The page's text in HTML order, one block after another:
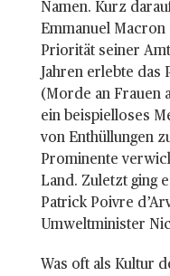
Namen. Kurz
Emmanuel
Priorität seiner
Jahren erlebte das
(Morde an Frauen
ein beispielloses
von Enthüllungen
Prominente
Land. Zuletzt ging
Patrick Poivre
Umweltminister
Was oft als Kultur